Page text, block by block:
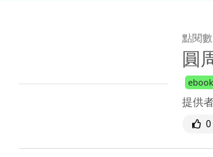
點閱
圓
ebook
提供
0